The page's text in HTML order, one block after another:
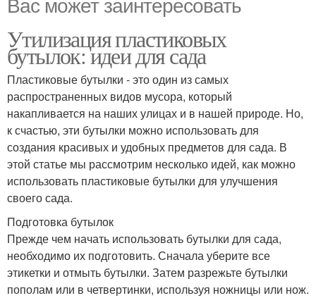
Утилизация пластиковых
бутылок: идеи для сада
Пластиковые бутылки - это один из самых
распространенных видов мусора, который
накапливается на наших улицах и в нашей природе. Но,
к счастью, эти бутылки можно использовать для
создания красивых и удобных предметов для сада. В
этой статье мы рассмотрим несколько идей, как можно
использовать пластиковые бутылки для улучшения
своего сада.
Подготовка бутылок
Прежде чем начать использовать бутылки для сада,
необходимо их подготовить. Сначала уберите все
этикетки и отмыть бутылки. Затем разрежьте бутылки
пополам или в четвертинки, используя ножницы или нож.